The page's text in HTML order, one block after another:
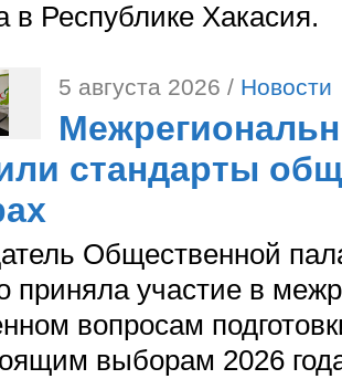
в Республике Хакасия.
5 августа 2026 / Новости
стандарты
Общественной
приняла участие в
вопросам
выборам 2026